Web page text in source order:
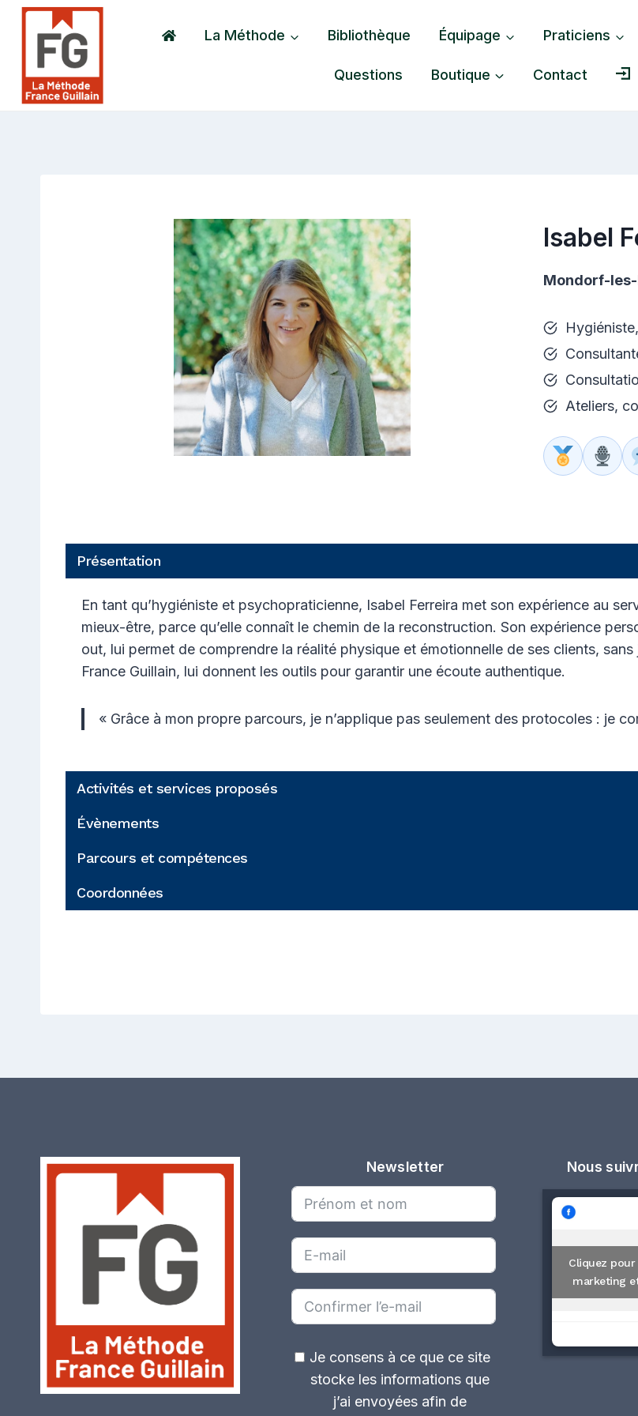
Aller
contenu
La Méthode Bibliothèque Équipage Praticiens
Questions Boutique Contact
Isabel
Mondorf-
Ateliers,
Présentation
En tant qu’hygiéniste et psychopraticienne, Isabel Ferreira met son expérience au
mieux-être, parce qu’elle connaît le chemin de la reconstruction. Son expérience
out, lui permet de comprendre la réalité physique et émotionnelle de ses clients,
France Guillain, lui donnent les outils pour garantir une écoute authentique.
« Grâce à mon propre parcours, je n’applique pas seulement des protocoles : je
Activités et services proposés
Évènements
Parcours et compétences
Coordonnées
Newsletter
Je consens à ce que ce site
stocke les informations que
j’ai envoyées afin de
Nous
Cliquez
marketing